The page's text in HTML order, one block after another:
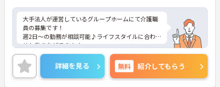
大手法人が運営しているグループホームにて介護職
員の募集です！
週2日～の勤務が相談可能♪ライフスタイルに合わ
せた働き方ができます。
全国に複数施設を運営している法人で安定性もあ
り、育児休業・介護休業などの福利厚生も充実して
います。
ご興味のある方には、面接対策ポイントなど、さら
詳細を見る 無料 紹介してもらう